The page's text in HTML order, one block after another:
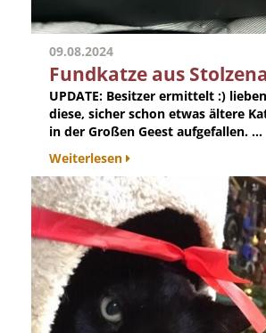
09.08.2024
Fundkatze aus
UPDATE: Besitzer ermittelt :)
diese, sicher schon etwas ältere
in der Großen Geest aufgefallen. ...
Weiterlesen